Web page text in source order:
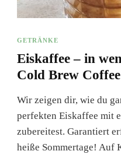
GETRÄNKE
Eiskaffee – in
Cold Brew Coffee
Wir zeigen dir, wie du
perfekten Eiskaffee mit
zubereitest. Garantiert
heiße Sommertage! Auf